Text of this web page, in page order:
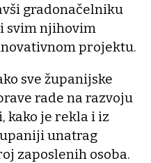
gradonačelniku
svim njihovim
projektu.
sve županijske
rade na razvoju
kako je rekla i iz
unatrag
zaposlenih osoba.